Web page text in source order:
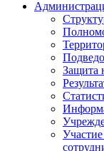
Защита